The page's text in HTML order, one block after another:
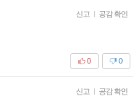
신고 | 공감 확인
0
0
신고 | 공감 확인